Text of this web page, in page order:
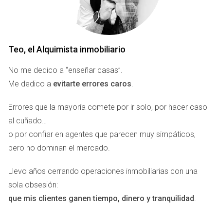
secundario empieza a ocupar el centro de la decisión. Una
terraza deja de ser un extra. Un jardín deja de ser un
capricho. La cercanía al mar, la baja densidad, la ventilación
natural o la posibilidad de caminar al aire libre se convierten
Este cambio no nace solo del miedo. El miedo puede
es el deseo de vivir mejor. Ahí está la clave del nuevo
comprador inmobiliario: no quiere organizar su vida
alrededor de la vivienda, quiere que la vivienda mejore su
vida.
En ese escenario, Marbella aparece como una respuesta
especialmente atractiva para familias internacionales que
Teo, el Alquimista inmobiliario
No me dedico a “enseñar casas”.
Me dedico a evitarte errores caros.
Errores que la mayoría comete por ir solo, por hacer caso
al cuñado…
o por confiar en agentes que parecen muy simpáticos,
pero no dominan el mercado.
Llevo años cerrando operaciones inmobiliarias con una
sola obsesión:
que mis clientes ganen tiempo, dinero y tranquilidad.